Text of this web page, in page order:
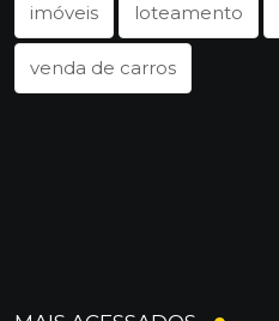
imóveis loteamento
venda de carros